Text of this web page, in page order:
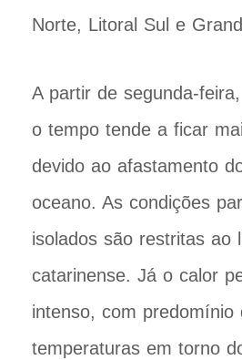
Norte, Litoral Sul e
A partir de segunda-
o tempo tende a ficar
devido ao afastamento
oceano. As condições
isolados são restritas ao
catarinense. Já o calor
intenso, com predomínio
temperaturas em torno